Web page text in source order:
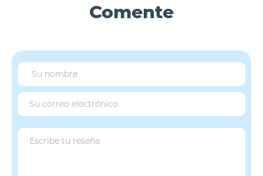
Comente